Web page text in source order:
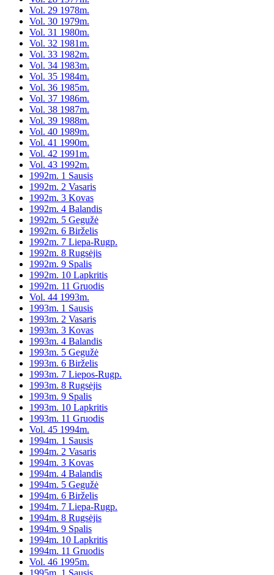
Vol. 29 1978m.
Vol. 30 1979m.
Vol. 31 1980m.
Vol. 32 1981m.
Vol. 33 1982m.
Vol. 34 1983m.
Vol. 35 1984m.
Vol. 36 1985m.
Vol. 37 1986m.
Vol. 38 1987m.
Vol. 39 1988m.
Vol. 40 1989m.
Vol. 41 1990m.
Vol. 42 1991m.
Vol. 43 1992m.
1992m. 1 Sausis
1992m. 2 Vasaris
1992m. 3 Kovas
1992m. 4 Balandis
1992m. 5 Gegužė
1992m. 6 Birželis
1992m. 7 Liepa-Rugp.
1992m. 8 Rugsėjis
1992m. 9 Spalis
1992m. 10 Lapkritis
1992m. 11 Gruodis
Vol. 44 1993m.
1993m. 1 Sausis
1993m. 2 Vasaris
1993m. 3 Kovas
1993m. 4 Balandis
1993m. 5 Gegužė
1993m. 6 Birželis
1993m. 7 Liepos-Rugp.
1993m. 8 Rugsėjis
1993m. 9 Spalis
1993m. 10 Lapkritis
1993m. 11 Gruodis
Vol. 45 1994m.
1994m. 1 Sausis
1994m. 2 Vasaris
1994m. 3 Kovas
1994m. 4 Balandis
1994m. 5 Gegužė
1994m. 6 Birželis
1994m. 7 Liepa-Rugp.
1994m. 8 Rugsėjis
1994m. 9 Spalis
1994m. 10 Lapkritis
1994m. 11 Gruodis
Vol. 46 1995m.
1995m. 1 Sausis